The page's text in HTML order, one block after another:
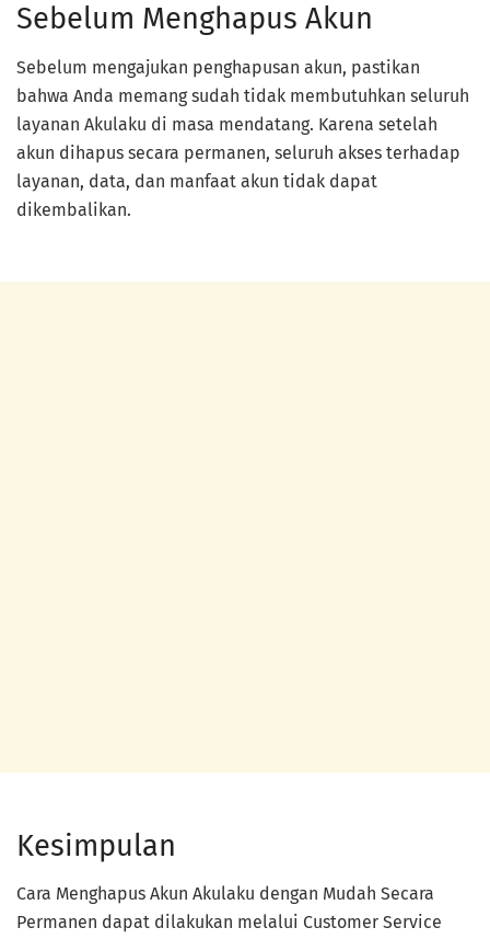
Sebelum Menghapus Akun
Sebelum mengajukan penghapusan akun, pastikan
bahwa Anda memang sudah tidak membutuhkan seluruh
layanan Akulaku di masa mendatang. Karena setelah
akun dihapus secara permanen, seluruh akses terhadap
layanan, data, dan manfaat akun tidak dapat
dikembalikan.
Kesimpulan
Cara Menghapus Akun Akulaku dengan Mudah Secara
Permanen dapat dilakukan melalui Customer Service